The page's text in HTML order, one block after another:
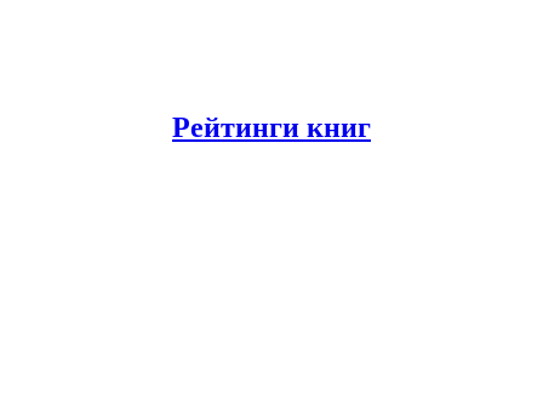
Рейтинги книг